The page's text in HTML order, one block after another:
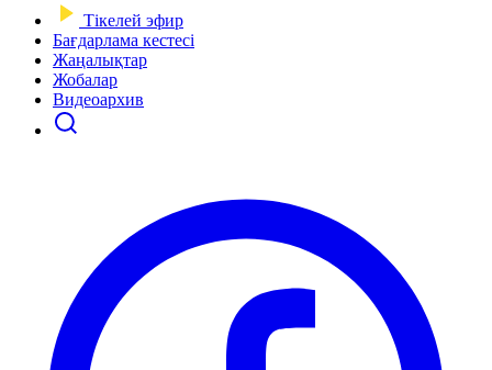
Тікелей эфир
Бағдарлама кестесі
Жаңалықтар
Жобалар
Видеоархив